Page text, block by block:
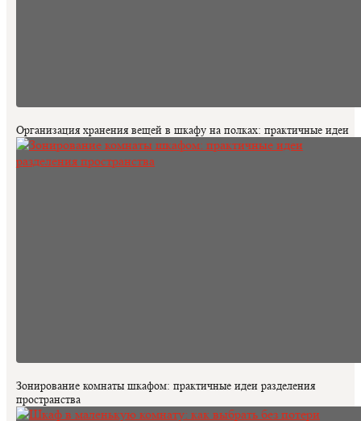
Организация хранения вещей в шкафу на полках: практичные идеи
Зонирование комнаты шкафом: практичные идеи разделения
пространства